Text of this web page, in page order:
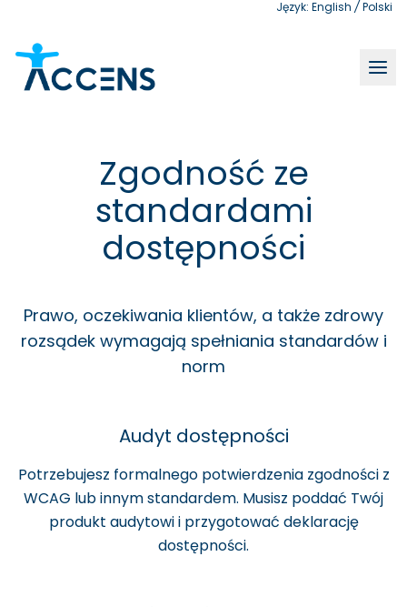
Język: English /Polski
Zgodność ze
standardami
dostępności
Prawo, oczekiwania klientów, a także zdrowy
rozsądek wymagają spełniania standardów i
norm
Audyt dostępności
Potrzebujesz formalnego potwierdzenia zgodności z
WCAG lub innym standardem. Musisz poddać Twój
produkt audytowi i przygotować deklarację
dostępności.